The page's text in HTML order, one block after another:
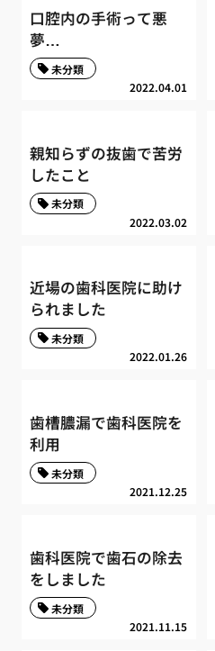
口腔内の手術って悪
夢…
2022.04.01
未分類
親知らずの抜歯で苦労
したこと
2022.03.02
未分類
近場の歯科医院に助け
られました
2022.01.26
未分類
歯槽膿漏で歯科医院を
利用
2021.12.25
未分類
歯科医院で歯石の除去
をしました
2021.11.15
未分類